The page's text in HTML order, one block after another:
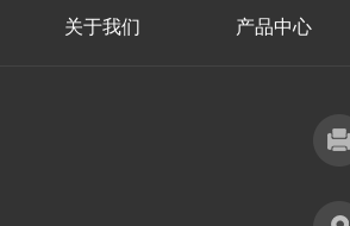
关于我们 产品中心